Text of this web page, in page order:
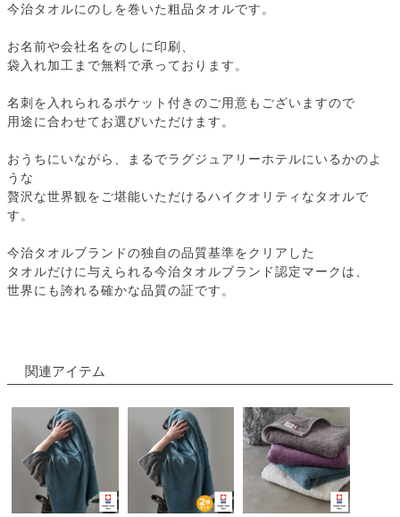
今治タオルにのしを巻いた粗品タオルです。
お名前や会社名をのしに印刷、
袋入れ加工まで無料で承っております。
名刺を入れられるポケット付きのご用意もございますので
用途に合わせてお選びいただけます。
おうちにいながら、まるでラグジュアリーホテルにいるかのよ
うな
贅沢な世界観をご堪能いただけるハイクオリティなタオルで
す。
今治タオルブランドの独自の品質基準をクリアした
タオルだけに与えられる今治タオルブランド認定マークは、
世界にも誇れる確かな品質の証です。
関連アイテム